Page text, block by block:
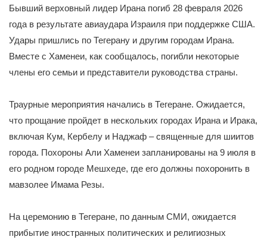
Бывший верховный лидер Ирана погиб 28 февраля 2026
года в результате авиаудара Израиля при поддержке США.
Удары пришлись по Тегерану и другим городам Ирана.
Вместе с Хаменеи, как сообщалось, погибли некоторые
члены его семьи и представители руководства страны.
Траурные мероприятия начались в Тегеране. Ожидается,
что прощание пройдет в нескольких городах Ирана и Ирака,
включая Кум, Кербелу и Наджаф – священные для шиитов
города. Похороны Али Хаменеи запланированы на 9 июля в
его родном городе Мешхеде, где его должны похоронить в
мавзолее Имама Резы.
На церемонию в Тегеране, по данным СМИ, ожидается
прибытие иностранных политических и религиозных